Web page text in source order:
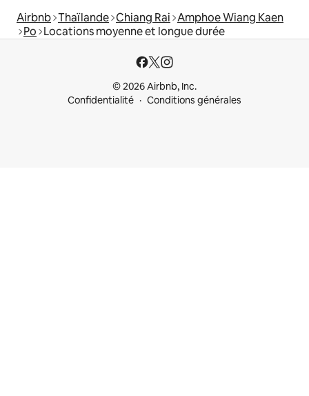
Airbnb Thaïlande Chiang Rai Amphoe Wiang Kaen
Po Locations moyenne et longue durée
© 2026 Airbnb, Inc.
Confidentialité
Conditions générales